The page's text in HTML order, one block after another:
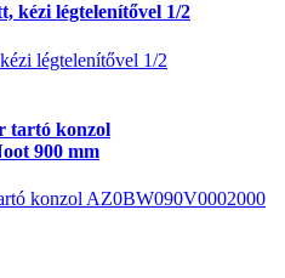
kézi légtelenítővel 1/2
légtelenítővel 1/2
tartó konzol
900 mm
konzol AZ0BW090V0002000